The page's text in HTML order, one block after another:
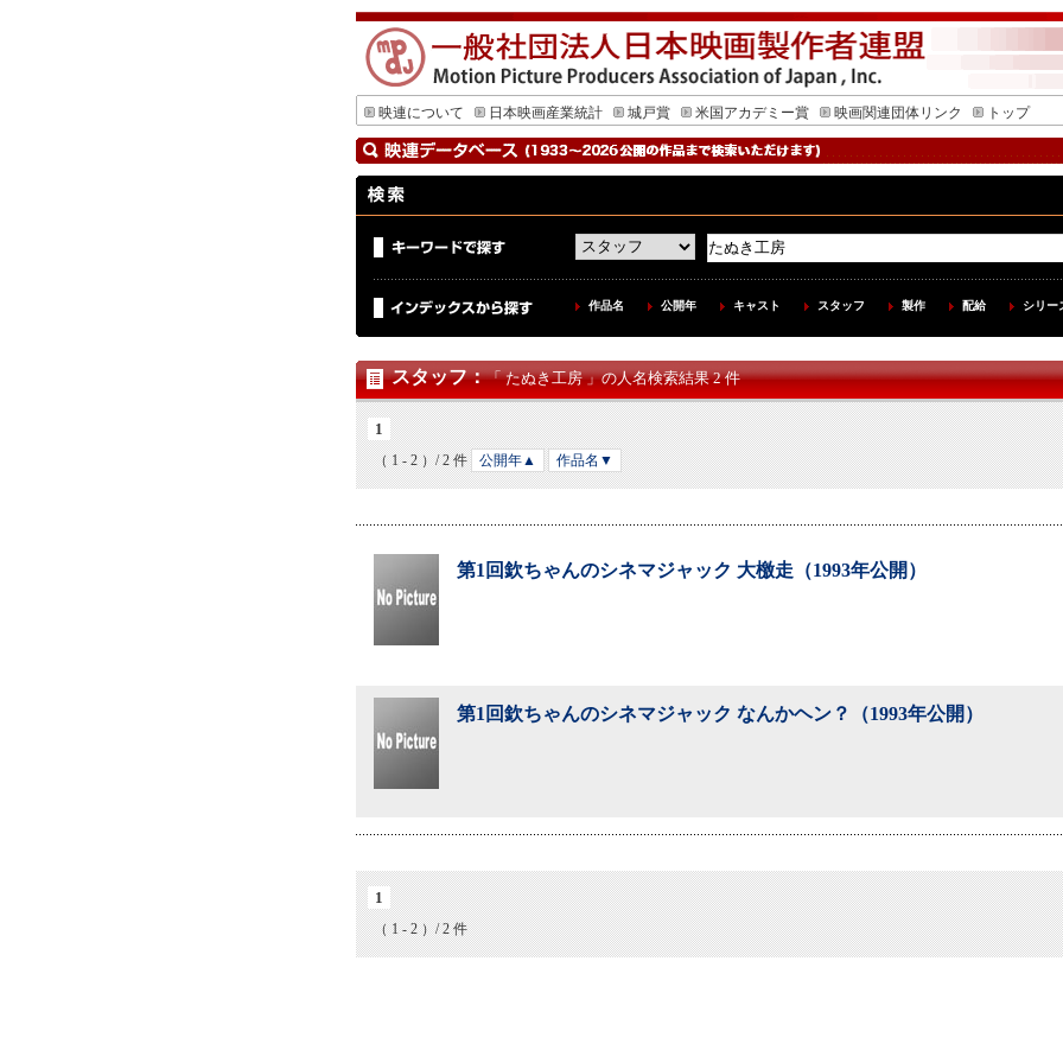
映連について
日本映画産業統計 城戸賞 米国アカデミー賞 映画関連団体リンク トップ
作品名 公開年 キャスト スタッフ 製作 配給 シリー
スタッフ：「 たぬき工房 」の人名検索結果 2 件
1
（ 1 - 2 ）/ 2 件 公開年▲ 作品名▼
第1回欽ちゃんのシネマジャック 大檄走（1993年公開）
第1回欽ちゃんのシネマジャック なんかヘン？（1993年公開）
1
（ 1 - 2 ）/ 2 件